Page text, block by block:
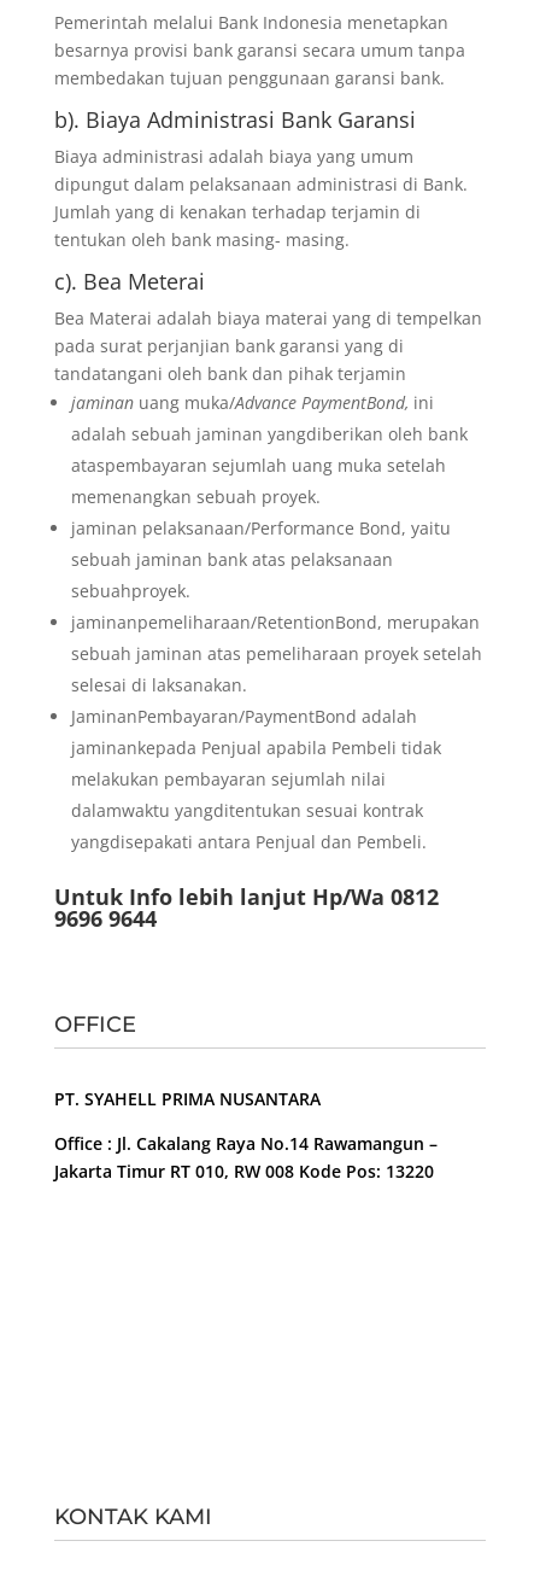
Pemerintah melalui Bank Indonesia menetapkan
besarnya provisi bank garansi secara umum tanpa
membedakan tujuan penggunaan garansi bank.
b). Biaya Administrasi Bank Garansi
Biaya administrasi adalah biaya yang umum
dipungut dalam pelaksanaan administrasi di Bank.
Jumlah yang di kenakan terhadap terjamin di
tentukan oleh bank masing- masing.
c). Bea Meterai
Bea Materai adalah biaya materai yang di tempelkan
pada surat perjanjian bank garansi yang di
tandatangani oleh bank dan pihak terjamin
jaminan uang muka/Advance PaymentBond, ini
adalah sebuah jaminan yangdiberikan oleh bank
ataspembayaran sejumlah uang muka setelah
memenangkan sebuah proyek.
jaminan pelaksanaan/Performance Bond, yaitu
sebuah jaminan bank atas pelaksanaan
sebuahproyek.
jaminanpemeliharaan/RetentionBond, merupakan
sebuah jaminan atas pemeliharaan proyek setelah
selesai di laksanakan.
JaminanPembayaran/PaymentBond adalah
jaminankepada Penjual apabila Pembeli tidak
melakukan pembayaran sejumlah nilai
dalamwaktu yangditentukan sesuai kontrak
yangdisepakati antara Penjual dan Pembeli.
Untuk Info lebih lanjut Hp/Wa 0812
9696 9644
OFFICE
PT. SYAHELL PRIMA NUSANTARA
Office : Jl. Cakalang Raya No.14 Rawamangun –
Jakarta Timur RT 010, RW 008 Kode Pos: 13220
KONTAK KAMI